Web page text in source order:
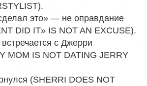
это» — не оправдание
DID IT» IS NOT AN EXCUSE).
с Джерри
MOM IS NOT DATING JERRY
(SHERRI DOES NOT